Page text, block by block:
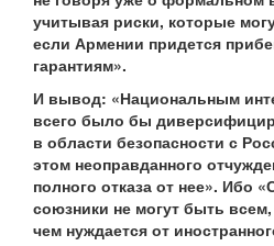
учитывая риски, которые
если Армении придется
гарантиям».
И вывод: «Национальным
всего было бы
в области безопасности с
этом неоправданного
полного отказа от нее». Ибо
союзники не могут быть
чем нуждается от